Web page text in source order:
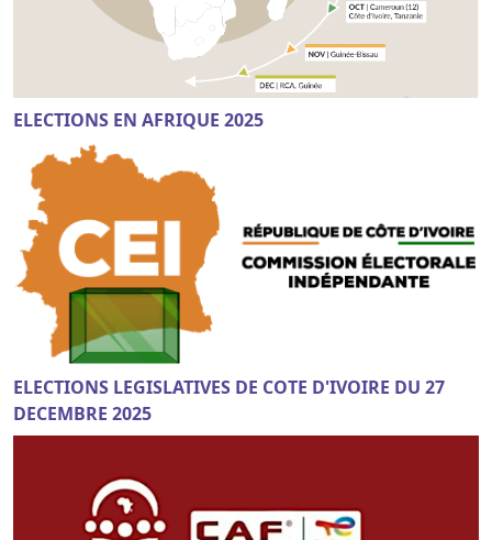
ELECTIONS EN AFRIQUE 2025
ELECTIONS LEGISLATIVES DE COTE D'IVOIRE DU 27
DECEMBRE 2025